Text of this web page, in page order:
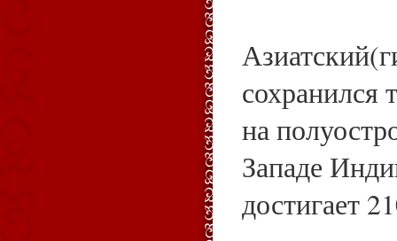
сохранился
на
Западе
достигает